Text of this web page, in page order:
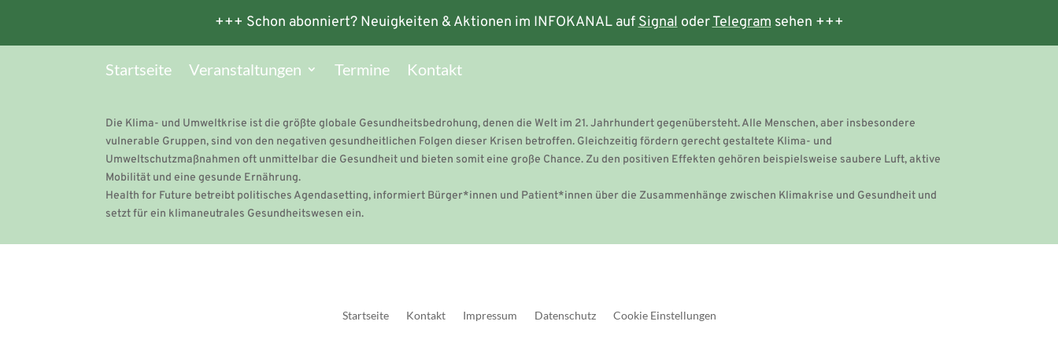
+++ Schon abonniert? Neuigkeiten & Aktionen im INFOKANAL aufSignaloderTelegramsehen +++
Startseite Veranstaltungen Termine Kontakt
Die Klima- und Umweltkrise ist die größte globale Gesundheitsbedrohung, denen die Welt im 21. Jahrhundert gegenübersteht. Alle Menschen, aber insbesondere
vulnerable Gruppen, sind von den negativen gesundheitlichen Folgen dieser Krisen betroffen. Gleichzeitig fördern gerecht gestaltete Klima- und
Umweltschutzmaßnahmen oft unmittelbar die Gesundheit und bieten somit eine große Chance. Zu den positiven Effekten gehören beispielsweise saubere Luft, aktive
Mobilität und eine gesunde Ernährung.
Health for Future betreibt politisches Agendasetting, informiert Bürger*innen und Patient*innen über die Zusammenhänge zwischen Klimakrise und Gesundheit und
setzt für ein klimaneutrales Gesundheitswesen ein.
Startseite Kontakt Impressum Datenschutz Cookie Einstellungen